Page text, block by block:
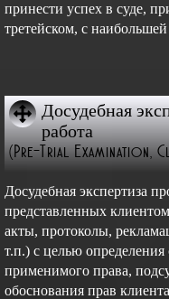
принести успех в суде,
третейском, с
Досудебная
работа
(Pre-Trial Examination,
Досудебная экспертиза
представленных
акты, протоколы,
т.п.) с целью
применимого права,
обоснования прав